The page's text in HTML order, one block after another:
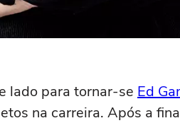
lado para tornar-se Ed
na carreira. Após a